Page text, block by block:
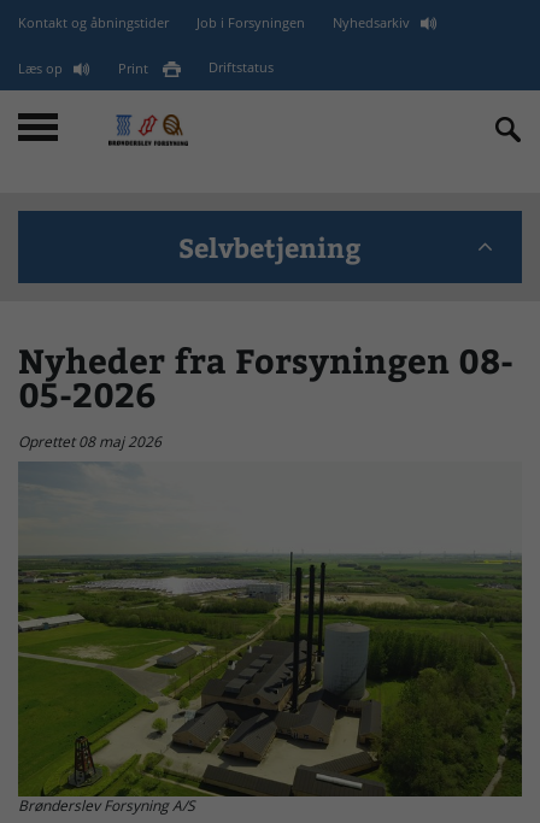
Kontakt og åbningstider Job i Forsyningen Nyhedsarkiv
Læs op Print Driftstatus
Selvbetjening
minForsyning
Driftsforstyrrelser
Nyheder fra Forsyningen 08-
05-2026
Oprettet 08 maj 2026
Brønderslev Forsyning A/S